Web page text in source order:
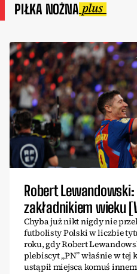
PIŁKA NOŻNA
Robert
zakładnikiem wieku
Chyba już nikt nigdy nie
futbolisty Polski w liczbie
roku, gdy Robert
plebiscyt „PN” właśnie w
ustąpił miejsca komuś